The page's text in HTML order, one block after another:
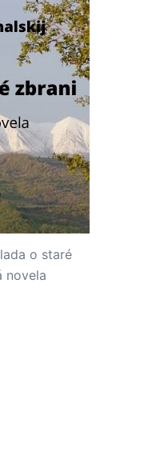
o staré
novela